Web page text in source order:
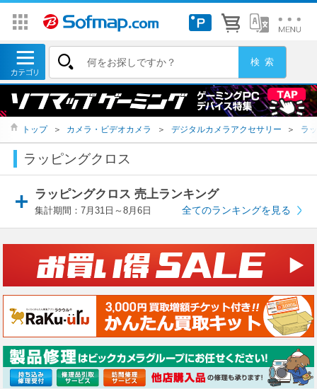
トップ ＞ カメラ・ビデオカメラ ＞ デジタルカメラアクセサリー ＞ ラ
ラッピングクロス
ラッピングクロス 売上ランキング
集計期間：7月31日～8月6日 全てのランキングを見る